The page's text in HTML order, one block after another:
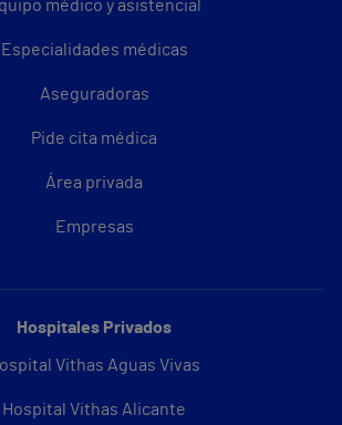
médico y asistencial
Especialidades médicas
Aseguradoras
Pide cita médica
Área privada
Empresas
Hospitales Privados
Vithas Aguas Vivas
Hospital Vithas Alicante